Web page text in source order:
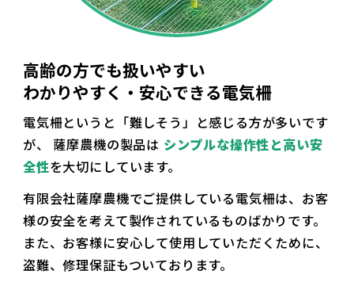
高齢の方でも扱いやすい
わかりやすく・安心できる電気柵
電気柵というと「難しそう」と感じる方が多いです
が、
薩摩農機の製品は シンプルな操作性と高い安
全性を大切にしています。
有限会社薩摩農機でご提供している電気柵は、お客
様の安全を考えて製作されているものばかりです。
また、お客様に安心して使用していただくために、
盗難、修理保証もついております。